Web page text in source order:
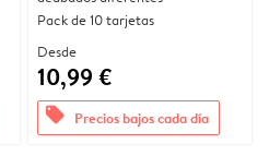
Pack de 10 tarjetas
Desde
10,99 €
offers Precios bajos cada día